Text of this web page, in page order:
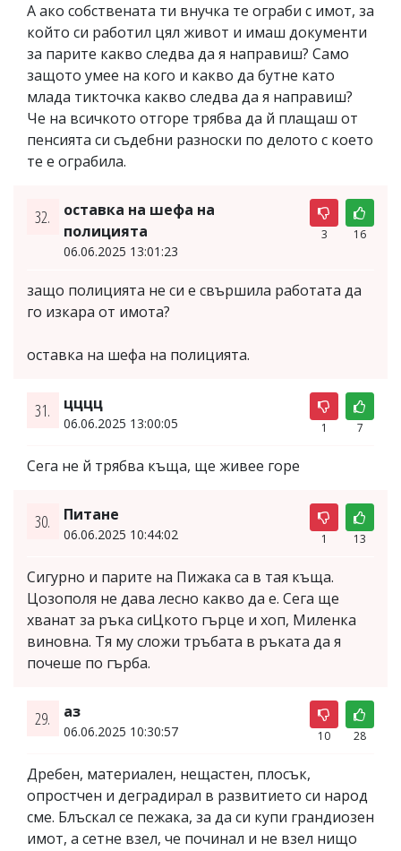
А ако собствената ти внучка те ограби с имот, за
който си работил цял живот и имаш документи
за парите какво следва да я направиш? Само
защото умее на кого и какво да бутне като
млада тикточка какво следва да я направиш?
Че на всичкото отгоре трябва да й плащаш от
пенсията си съдебни разноски по делото с което
те е ограбила.
32.
оставка на шефа на
полицията
06.06.2025 13:01:23
3 16
защо полицията не си е свършила работата да
го изкара от имота?
оставка на шефа на полицията.
31. цццц
06.06.2025 13:00:05 1 7
Сега не й трябва къща, ще живее горе
30. Питане
06.06.2025 10:44:02 1 13
Сигурно и парите на Пижака са в тая къща.
Цозополя не дава лесно какво да е. Сега ще
хванат за ръка сиЦкото гърце и хоп, Миленка
виновна. Тя му сложи тръбата в ръката да я
почеше по гърба.
29. аз
06.06.2025 10:30:57 10 28
Дребен, материален, нещастен, плосък,
опростчен и деградирал в развитието си народ
сме. Блъскал се пежака, за да си купи грандиозен
имот, а сетне взел, че починал и не взел нищо